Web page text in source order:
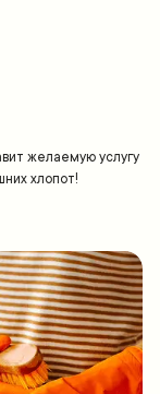
желаемую услугу
хлопот!